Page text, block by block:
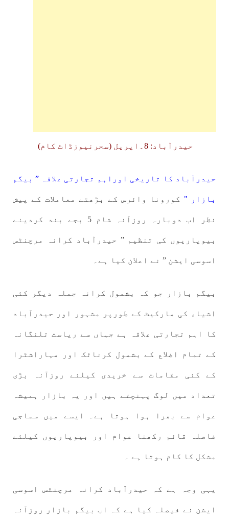
حیدرآباد: 8۔اپریل (سحرنیوزڈاٹ کام)
حیدرآباد کا تاریخی اوراہم تجارتی علاقہ ” بیگم
بازار " کورونا وائرس کے بڑھتے معاملات کے پیش
نظر اب دوبارہ روزآنہ شام 5 بجے بند کردینے
بیوپاریوں کی تنظیم ” حیدرآباد کرانہ مرچنٹس
اسوسی ایشن ” نے اعلان کیا ہے۔
بیگم بازار جو کہ بشمول کرانہ جملہ دیگر کئی
اشیاء کی مارکیٹ کے طورپر مشہور اور حیدرآباد
کا اہم تجارتی علاقہ ہے جہاں سے ریاست تلنگانہ
کے تمام اضلاع کے بشمول کرناٹک اور مہاراشٹرا
کے کئی مقامات سے خریدی کیلئے روزآنہ بڑی
تعداد میں لوگ پہنچتے ہیں اور یہ بازار ہمیشہ
عوام سے بھرا ہوا ہوتا ہے۔ ایسے میں سماجی
فاصلہ قائم رکھنا عوام اور بیوپاریوں کیلئے
مشکل کا کام ہوتا ہے ۔
یہی وجہ ہے کہ حیدرآباد کرانہ مرچنٹس اسوسی
ایشن نے فیصلہ کیا ہے کہ اب بیگم بازار روزآنہ